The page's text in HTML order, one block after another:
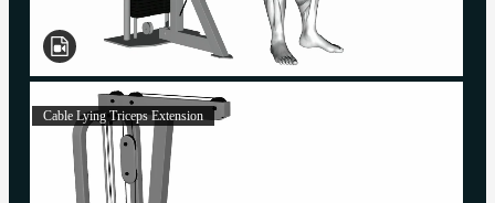
Cable Lying Triceps Extension